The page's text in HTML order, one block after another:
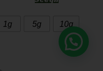
1g 5g 10g